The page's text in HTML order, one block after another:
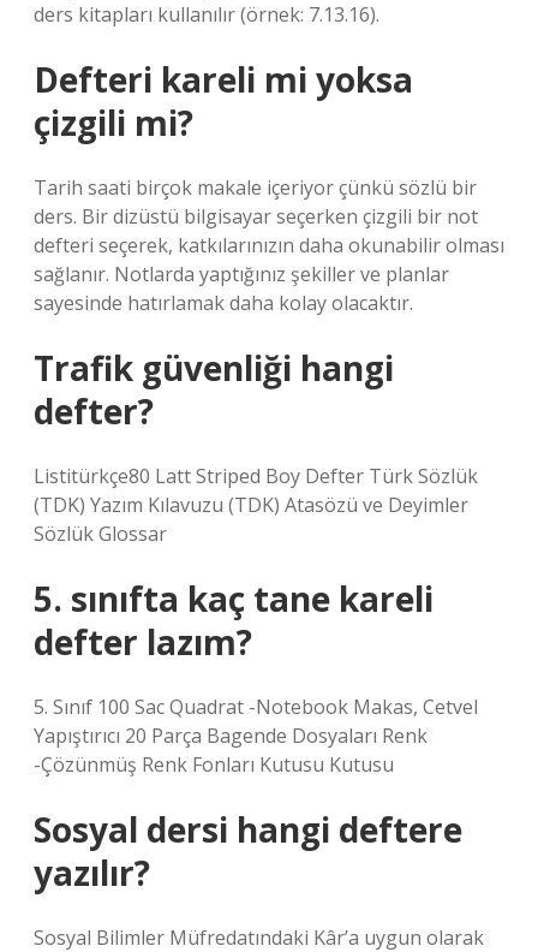
ders kitapları kullanılır (örnek: 7.13.16).
Defteri kareli mi yoksa
çizgili mi?
Tarih saati birçok makale içeriyor çünkü sözlü bir
ders. Bir dizüstü bilgisayar seçerken çizgili bir not
defteri seçerek, katkılarınızın daha okunabilir olması
sağlanır. Notlarda yaptığınız şekiller ve planlar
sayesinde hatırlamak daha kolay olacaktır.
Trafik güvenliği hangi
defter?
Listitürkçe80 Latt Striped Boy Defter Türk Sözlük
(TDK) Yazım Kılavuzu (TDK) Atasözü ve Deyimler
Sözlük Glossar
5. sınıfta kaç tane kareli
defter lazım?
5. Sınıf 100 Sac Quadrat -Notebook Makas, Cetvel
Yapıştırıcı 20 Parça Bagende Dosyaları Renk
-Çözünmüş Renk Fonları Kutusu Kutusu
Sosyal dersi hangi deftere
yazılır?
Sosyal Bilimler Müfredatındaki Kâr’a uygun olarak